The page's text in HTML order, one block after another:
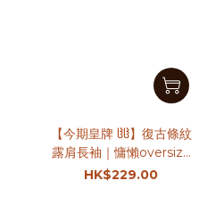
【今期皇牌 ჱ̒ჱ̒】復古條紋
露肩長袖｜慵懶oversize
上衣｜4色入
HK$229.00